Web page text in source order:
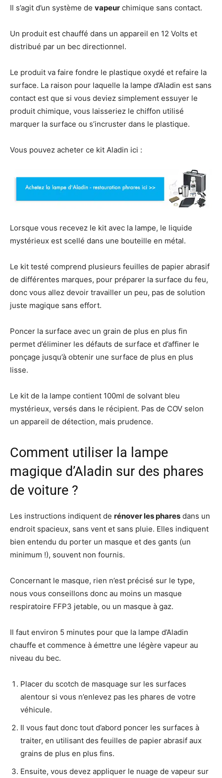
Il s’agit d’un système de vapeur chimique sans contact.
Un produit est chauffé dans un appareil en 12 Volts et
distribué par un bec directionnel.
Le produit va faire fondre le plastique oxydé et refaire la
surface. La raison pour laquelle la lampe d’Aladin est sans
contact est que si vous deviez simplement essuyer le
produit chimique, vous laisseriez le chiffon utilisé
marquer la surface ou s’incruster dans le plastique.
Vous pouvez acheter ce kit Aladin ici :
Lorsque vous recevez le kit avec la lampe, le liquide
mystérieux est scellé dans une bouteille en métal.
Le kit testé comprend plusieurs feuilles de papier abrasif
de différentes marques, pour préparer la surface du feu,
donc vous allez devoir travailler un peu, pas de solution
juste magique sans effort.
Poncer la surface avec un grain de plus en plus fin
permet d’éliminer les défauts de surface et d’affiner le
ponçage jusqu’à obtenir une surface de plus en plus
lisse.
Le kit de la lampe contient 100ml de solvant bleu
mystérieux, versés dans le récipient. Pas de COV selon
un appareil de détection, mais prudence.
Comment utiliser la lampe
magique d’Aladin sur des phares
de voiture ?
Les instructions indiquent de rénover les phares dans un
endroit spacieux, sans vent et sans pluie. Elles indiquent
bien entendu du porter un masque et des gants (un
minimum !), souvent non fournis.
Concernant le masque, rien n’est précisé sur le type,
nous vous conseillons donc au moins un masque
respiratoire FFP3 jetable, ou un masque à gaz.
Il faut environ 5 minutes pour que la lampe d’Aladin
chauffe et commence à émettre une légère vapeur au
niveau du bec.
Placer du scotch de masquage sur les surfaces
alentour si vous n’enlevez pas les phares de votre
véhicule.
Il vous faut donc tout d’abord poncer les surfaces à
traiter, en utilisant des feuilles de papier abrasif aux
grains de plus en plus fins.
Ensuite, vous devez appliquer le nuage de vapeur sur